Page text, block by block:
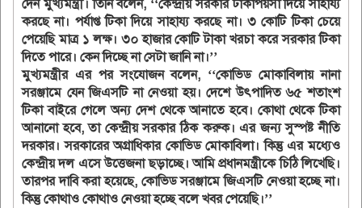
দেন মুখ্যমন্ত্রী। তিনি বলেন, ‘‘কেন্দ্রীয় সরকার টাকাপয়সা দিয়ে সাহায্য
করছে না। পর্যাপ্ত টিকা দিয়ে সাহায্য করছে না। ৩ কোটি টিকা চেয়ে
পেয়েছি মাত্র ১ লক্ষ। ৩০ হাজার কোটি টাকা খরচা করে সরকার টিকা
দিতে পারে। কেন দিচ্ছে না সেটা জানি না।’’
মুখ্যমন্ত্রীর এর পর সংযোজন বলেন, ‘‘কোভিড মোকাবিলায় নানা
সরঞ্জামে যেন জিএসটি না নেওয়া হয়। দেশে উৎপাদিত ৬৫ শতাংশ
টিকা বাইরে গেলে অন্য দেশ থেকে আনাতে হবে। কোথা থেকে টিকা
আনানো হবে, তা কেন্দ্রীয় সরকার ঠিক করুক। এর জন্য সুস্পষ্ট নীতি
দরকার। সরকারের অগ্রাধিকার কোভিড মোকাবিলা। কিন্তু এর মধ্যেও
কেন্দ্রীয় দল এসে উত্তেজনা ছড়াচ্ছে। আমি প্রধানমন্ত্রীকে চিঠি লিখেছি।
তারপর দাবি করা হয়েছে, কোভিড সরঞ্জামে জিএসটি নেওয়া হচ্ছে না।
কিন্তু কোথাও কোথাও নেওয়া হচ্ছে বলে খবর পেয়েছি।’’